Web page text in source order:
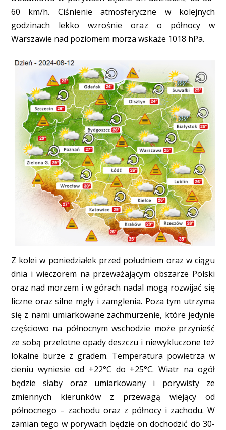
60 km/h. Ciśnienie atmosferyczne w kolejnych
godzinach lekko wzrośnie oraz o północy w
Warszawie nad poziomem morza wskaże 1018 hPa.
Z kolei w poniedziałek przed południem oraz w ciągu
dnia i wieczorem na przeważającym obszarze Polski
oraz nad morzem i w górach nadal mogą rozwijać się
liczne oraz silne mgły i zamglenia. Poza tym utrzyma
się z nami umiarkowane zachmurzenie, które jedynie
częściowo na północnym wschodzie może przynieść
ze sobą przelotne opady deszczu i niewykluczone też
lokalne burze z gradem. Temperatura powietrza w
cieniu wyniesie od +22°C do +25°C. Wiatr na ogół
będzie słaby oraz umiarkowany i porywisty ze
zmiennych kierunków z przewagą wiejący od
północnego – zachodu oraz z północy i zachodu. W
zamian tego w porywach będzie on dochodzić do 30-